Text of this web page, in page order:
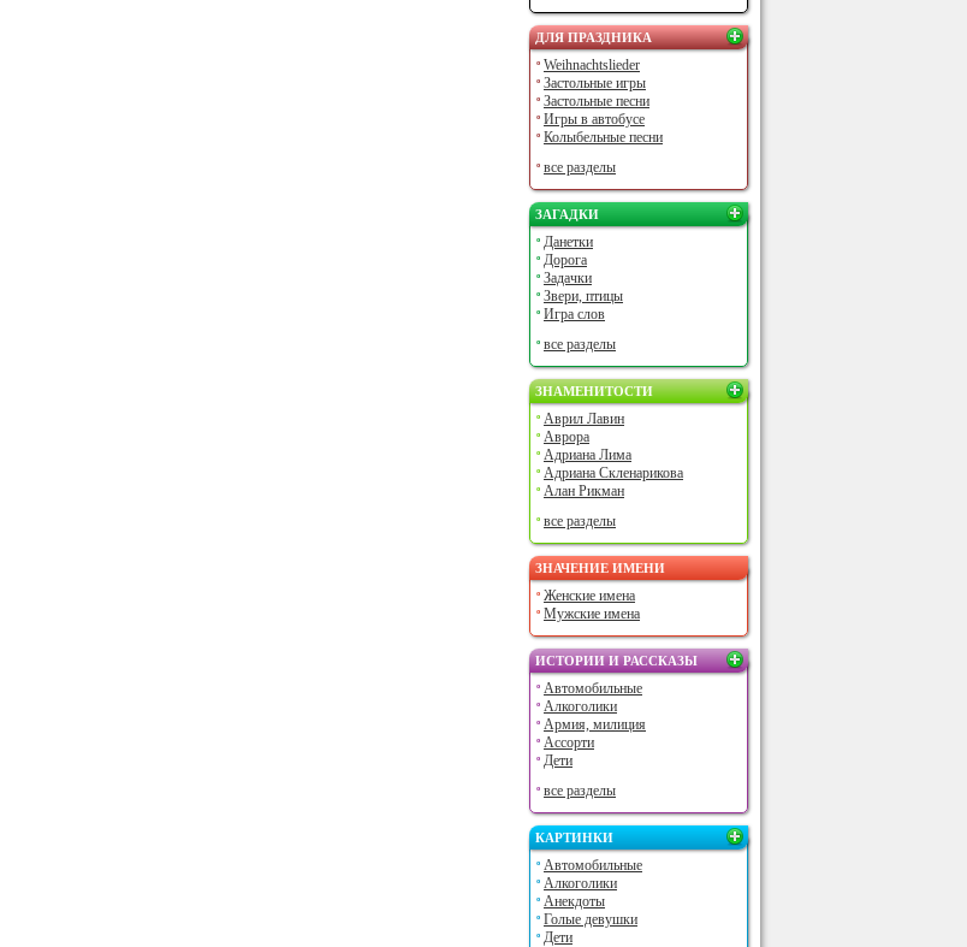
ДЛЯ ПРАЗДНИКА
Weihnachtslieder
Застольные игры
Застольные песни
Игры в автобусе
Колыбельные песни
все разделы
ЗАГАДКИ
Данетки
Дорога
Задачки
Звери, птицы
Игра слов
все разделы
ЗНАМЕНИТОСТИ
Аврил Лавин
Аврора
Адриана Лима
Адриана Скленарикова
Алан Рикман
все разделы
ЗНАЧЕНИЕ ИМЕНИ
Женские имена
Мужские имена
ИСТОРИИ И РАССКАЗЫ
Автомобильные
Алкоголики
Армия, милиция
Ассорти
Дети
все разделы
КАРТИНКИ
Автомобильные
Алкоголики
Анекдоты
Голые девушки
Дети